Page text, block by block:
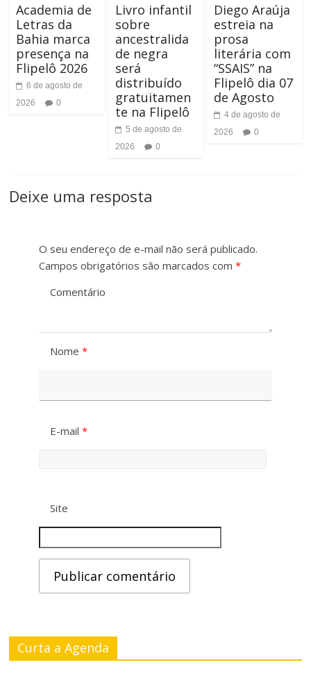
Academia de
Letras da
Bahia marca
presença na
Flipelô 2026
6 de agosto de
2026
0
Livro infantil
sobre
ancestralida
de negra
será
distribuído
gratuitamen
te na Flipelô
5 de agosto de
2026
0
Diego Araúja
estreia na
prosa
literária com
“SSAIS” na
Flipelô dia 07
de Agosto
4 de agosto de
2026
0
Deixe uma resposta
O seu endereço de e-mail não será publicado.
Campos obrigatórios são marcados com *
Comentário
Nome *
E-mail *
Site
Curta a Agenda